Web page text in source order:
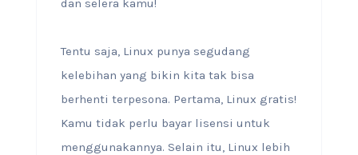
dan selera kamu!
Tentu saja, Linux punya segudang
kelebihan yang bikin kita tak bisa
berhenti terpesona. Pertama, Linux gratis!
Kamu tidak perlu bayar lisensi untuk
menggunakannya. Selain itu, Linux lebih